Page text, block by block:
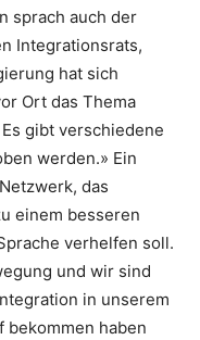
sprach auch der
Integrationsrats,
hat sich
Ort das Thema
gibt verschiedene
werden.» Ein
das
einem besseren
verhelfen soll.
und wir sind
in unserem
bekommen haben